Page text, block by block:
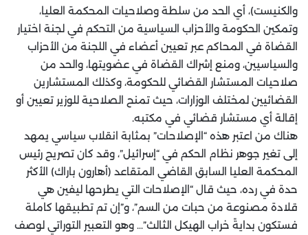
والكنيست)، أي الحد من سلطة وصلاحيات المحكمة العليا،
وتمكين الحكومة والأحزاب السياسية من التحكم في لجنة اختيار
القضاة في المحاكم عبر تعيين أعضاء في اللجنة من الأحزاب
والسياسيين، ومنع إشراك القضاة في عضويتها، والحد من
صلاحيات المستشار القضائي للحكومة، وكذلك المستشارين
القضائيين لمختلف الوزارات، حيث تمنح الصلاحية للوزير تعيين أو
إقالة أي مستشار قضائي في مكتبه.
هناك من اعتبر هذه “الإصلاحات” بمثابة انقلاب سياسي يمهد
إلى تغير جوهر نظام الحكم في “إسرائيل”، وقد كان تصريح رئيس
المحكمة العليا السابق القاضي المتقاعد (أهارون باراك) الأكثر
حدة في رده، حيث قال “الإصلاحات التي يطرحها ليفين هي
قلادة مصنوعة من حبات من السم”، و”إن تم تطبيقها كاملة
فستكون بدايةً خراب الهيكل الثالث”… وهو التعبير التوراتي لوصف